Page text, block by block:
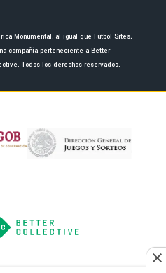
la evolución de
ante San Diego FC